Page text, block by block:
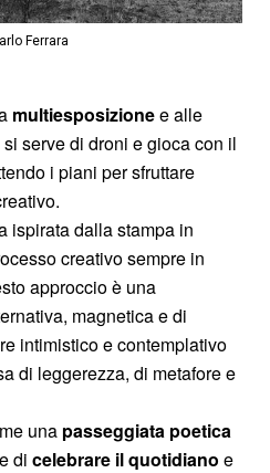
Ferrara
multiesposizionee alle
si serve di droni e gioca con il
i piani per sfruttare
ispirata dalla stampa in
creativo sempre in
approccio è una
magnetica e di
intimistico e contemplativo
di leggerezza, di metafore e
una passeggiata poetica
di celebrare il quotidiano e